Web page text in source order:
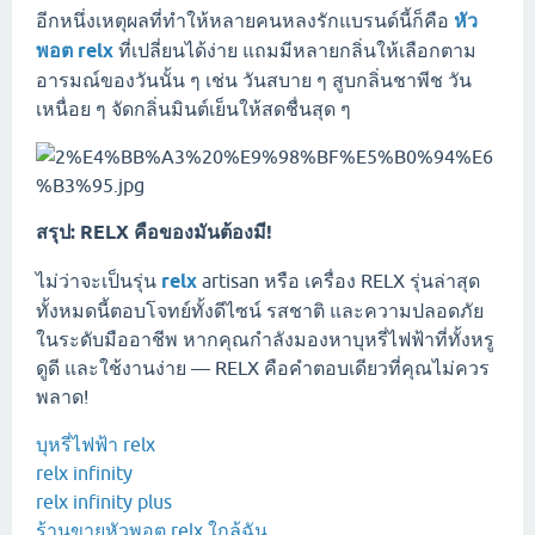
อีกหนึ่งเหตุผลที่ทำให้หลายคนหลงรักแบรนด์นี้ก็คือ หัว
พอต relx ที่เปลี่ยนได้ง่าย แถมมีหลายกลิ่นให้เลือกตาม
อารมณ์ของวันนั้น ๆ เช่น วันสบาย ๆ สูบกลิ่นชาพีช วัน
เหนื่อย ๆ จัดกลิ่นมินต์เย็นให้สดชื่นสุด ๆ
สรุป: RELX คือของมันต้องมี!
ไม่ว่าจะเป็นรุ่น relx artisan หรือ เครื่อง RELX รุ่นล่าสุด
ทั้งหมดนี้ตอบโจทย์ทั้งดีไซน์ รสชาติ และความปลอดภัย
ในระดับมืออาชีพ หากคุณกำลังมองหาบุหรี่ไฟฟ้าที่ทั้งหรู
ดูดี และใช้งานง่าย — RELX คือคำตอบเดียวที่คุณไม่ควร
พลาด!
บุหรี่ไฟฟ้า relx
relx infinity
relx infinity plus
ร้านขายหัวพอต relx ใกล้ฉัน